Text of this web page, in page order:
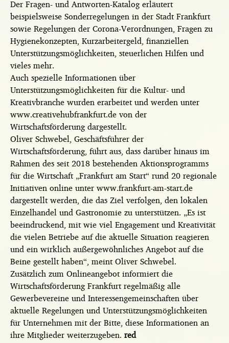
Der Fragen- und Antworten-Katalog erläutert
beispielsweise Sonderregelungen in der Stadt Frankfurt
sowie Regelungen der Corona-Verordnungen, Fragen zu
Hygienekonzepten, Kurzarbeitergeld, finanziellen
Unterstützungsmöglichkeiten, steuerlichen Hilfen und
vieles mehr.
Auch spezielle Informationen über
Unterstützungsmöglichkeiten für die Kultur- und
Kreativbranche wurden erarbeitet und werden unter
www.creativehubfrankfurt.de von der
Wirtschaftsförderung dargestellt.
Oliver Schwebel, Geschäftsführer der
Wirtschaftsförderung, führt aus, dass darüber hinaus im
Rahmen des seit 2018 bestehenden Aktionsprogramms
für die Wirtschaft „Frankfurt am Start“ rund 20 regionale
Initiativen online unter www.frankfurt-am-start.de
dargestellt werden, die das Ziel verfolgen, den lokalen
Einzelhandel und Gastronomie zu unterstützen. „Es ist
beeindruckend, mit wie viel Engagement und Kreativität
die vielen Betriebe auf die aktuelle Situation reagieren
und ein wirklich außergewöhnliches Angebot auf die
Beine gestellt haben“, meint Oliver Schwebel.
Zusätzlich zum Onlineangebot informiert die
Wirtschaftsförderung Frankfurt regelmäßig alle
Gewerbevereine und Interessengemeinschaften über
aktuelle Regelungen und Unterstützungsmöglichkeiten
für Unternehmen mit der Bitte, diese Informationen an
ihre Mitglieder weiterzugeben. red